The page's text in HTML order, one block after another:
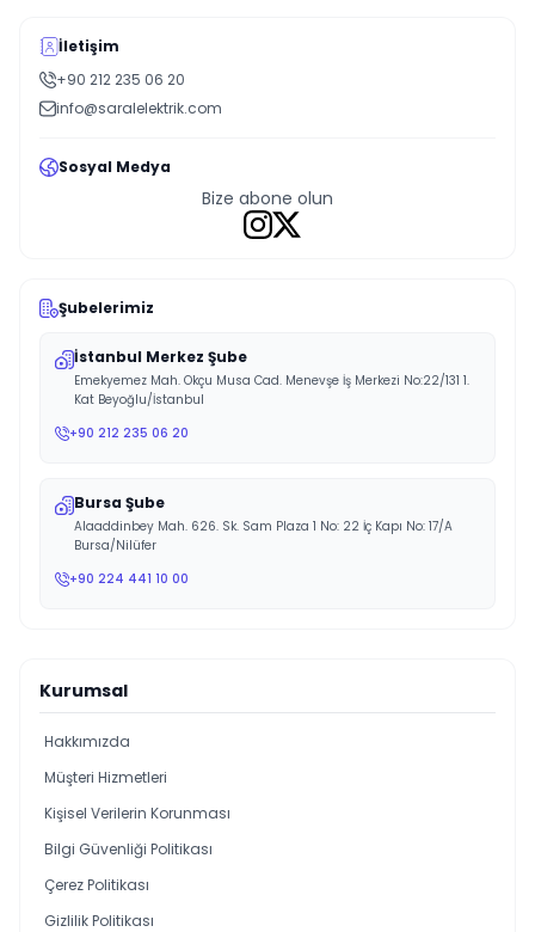
İletişim
+90 212 235 06 20
info@saralelektrik.com
Sosyal Medya
Bize abone olun
Şubelerimiz
İstanbul Merkez Şube
Emekyemez Mah. Okçu Musa Cad. Menevşe İş Merkezi No:22/131 1.
Kat Beyoğlu/İstanbul
+90 212 235 06 20
Bursa Şube
Alaaddinbey Mah. 626. Sk. Sam Plaza 1 No: 22 İç Kapı No: 17/A
Bursa/Nilüfer
+90 224 441 10 00
Kurumsal
Hakkımızda
Müşteri Hizmetleri
Kişisel Verilerin Korunması
Bilgi Güvenliği Politikası
Çerez Politikası
Gizlilik Politikası